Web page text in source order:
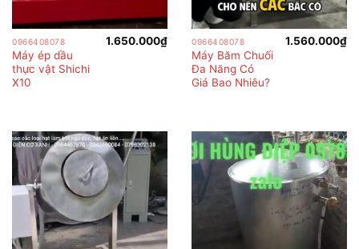
0966408078
Máy ép dầu
thực vật Shichi
X10
1.650.000₫ 0966408078
Máy Băm Chuối
Đa Năng Có
Giá Bao Nhiêu?
1.560.000₫